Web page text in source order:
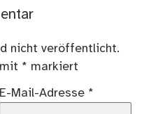
nicht veröffentlicht.
* markiert
E-Mail-Adresse *